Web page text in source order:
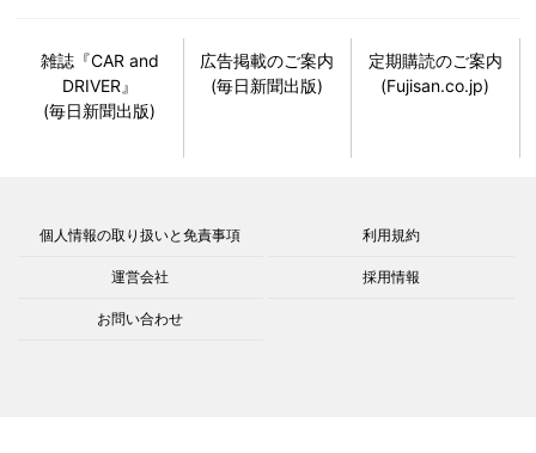
雑誌『CAR and
DRIVER』
(毎日新聞出版)
広告掲載のご案内
(毎日新聞出版)
定期購読のご案内
(Fujisan.co.jp)
個人情報の取り扱いと免責事項 利用規約
運営会社 採用情報
お問い合わせ